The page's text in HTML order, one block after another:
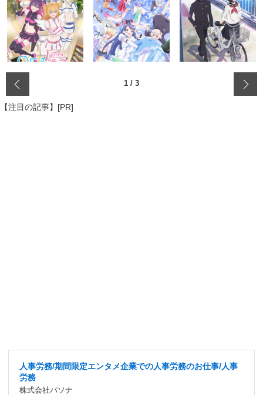
1 / 3
【注目の記事】[PR]
人事労務/期間限定エンタメ企業での人事労務のお仕事/人事
労務
株式会社パソナ